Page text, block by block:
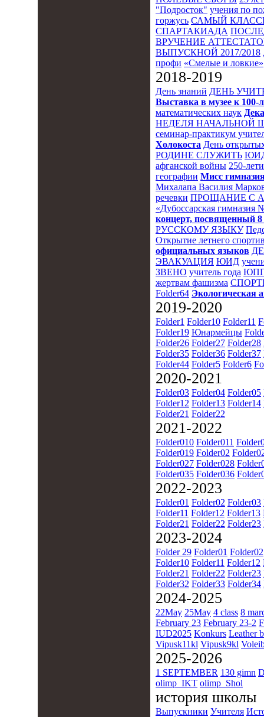
"Подросток" учения по
горжусь САМЫЙ
СПАРТАКИАДА
ВРУЧЕНИЕ
ВЫПУСКНОЙ 2017/2018
профи «Смелые и ловкие»
2018-2019
День знаний ДЕНЬ
Выставка в музее к
математических наук
НЕДЕЛЯ НАЧАЛЬНОЙ
семинар-практикум
Холокоста День
РОДИНЕ СЛУЖИТЬ
афганской войны 250-
географии Мисс
Михалапа Василия
речевки ПРОЩАНИЕ С
«Дубоссарская гимназия
концерт, посвященный
РУССКОМУ ЯЗЫКУ
Открытие летнего
официальных языков
ЭВАКУАЦИЯ ЮИД
ЗВЕНО учитель года
жертвам фашизма
Folder64 Экологическая
2019-2020
Folder1 Folder10 Folder11
Folder19 Юнармейцы
Folder26 Folder27 Folder28
Folder35 Folder36 Folder37
Folder44 Folder5 Folder6
2020-2021
Folder03 Folder04 Folder05
Folder12 Folder13 Folder14
Folder21 Folder22
2021-2022
Folder010 Folder011
Folder019 Folder02
Folder027 Folder028
Folder035 Folder036
2022-2023
Folder01 Folder02 Folder03
Folder11 Folder12 Folder13
Folder21 Folder22 Folder23
2023-2024
Folder 29 Folder01 Folder02
Folder10 Folder11 Folder12
Folder21 Folder22 Folder23
Folder32 Folder33 Folder34
2024-2025
22May 25May 4 class 8
February 23 February 23-2
IUD2025 Konkurs Leather
Vipusk11kl Vipusk9kl
2025-2026
1 SEPTEMBER 130 gimn
olimp_IKT olimp_Shol
история школы
Выпускники Учителя